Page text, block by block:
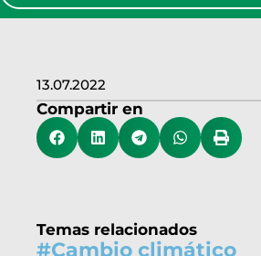
13.07.2022
Compartir en
Temas relacionados
#Cambio climático